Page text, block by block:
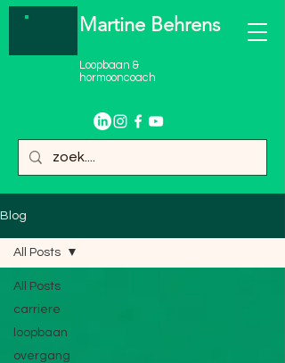
Martine Behrens
Loopbaan &
hormooncoach
Blog
All Posts
carriere
loopbaan
overgang
All Posts